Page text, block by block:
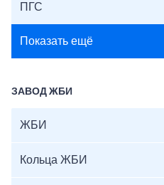
ПГС
Показать ещё
ЗАВОД ЖБИ
ЖБИ
Кольца ЖБИ